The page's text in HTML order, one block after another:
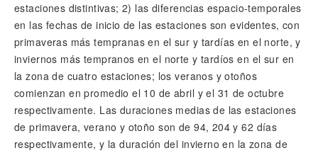
estaciones distintivas; 2) las diferencias espacio-temporales
en las fechas de inicio de las estaciones son evidentes, con
primaveras más tempranas en el sur y tardías en el norte, y
inviernos más tempranos en el norte y tardíos en el sur en
la zona de cuatro estaciones; los veranos y otoños
comienzan en promedio el 10 de abril y el 31 de octubre
respectivamente. Las duraciones medias de las estaciones
de primavera, verano y otoño son de 94, 204 y 62 días
respectivamente, y la duración del invierno en la zona de